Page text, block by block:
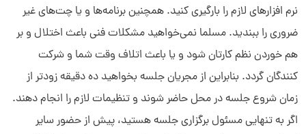
نرم افزارهای لازم را بارگیری کنید. همچنین برنامه‌ها و یا چت‌های غیر
ضروری را ببندید. مسلما نمی‌خواهید مشکلات فنی باعث اختلال و بر
هم خوردن نظم کارتان شود و یا باعث اتلاف وقت شما و شرکت
کنندگان گردد. بنابراین از مجریان جلسه بخواهید ده دقیقه زودتر از
زمان شروع جلسه در محل حاضر شوند و تنظیمات لازم را انجام دهند.
اگر به تنهایی مسئول برگزاری جلسه هستید، پیش از حضور سایر